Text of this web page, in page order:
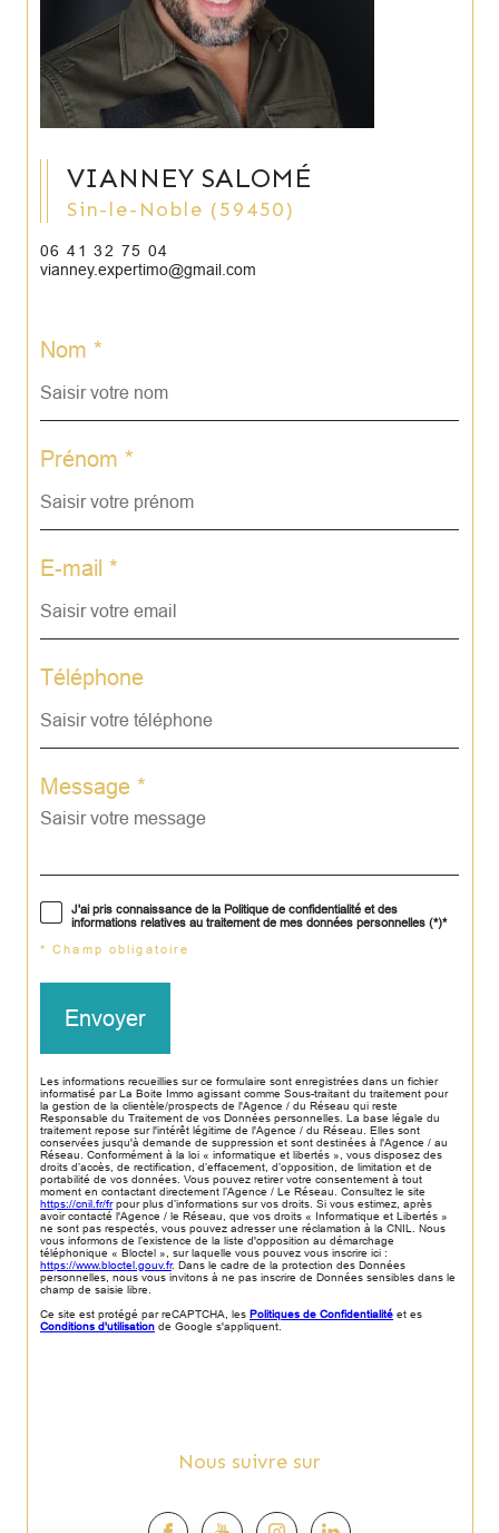
VIANNEY SALOMÉ
Sin-le-Noble (59450)
06 41 32 75 04
vianney.expertimo@gmail.com
Nom *
Prénom *
E-mail *
Téléphone
Message *
J'ai pris connaissance de la Politique de confidentialité et des
informations relatives au traitement de mes données personnelles (*)*
* Champ obligatoire
Envoyer
Les informations recueillies sur ce formulaire sont enregistrées dans un fichier
informatisé par La Boite Immo agissant comme Sous-traitant du traitement pour
la gestion de la clientèle/prospects de l'Agence / du Réseau qui reste
Responsable du Traitement de vos Données personnelles. La base légale du
traitement repose sur l'intérêt légitime de l'Agence / du Réseau. Elles sont
conservées jusqu'à demande de suppression et sont destinées à l'Agence / au
Réseau. Conformément à la loi « informatique et libertés », vous disposez des
droits d’accès, de rectification, d’effacement, d’opposition, de limitation et de
portabilité de vos données. Vous pouvez retirer votre consentement à tout
moment en contactant directement l’Agence / Le Réseau. Consultez le site
https://cnil.fr/frpour plus d’informations sur vos droits. Si vous estimez, après
avoir contacté l'Agence / le Réseau, que vos droits « Informatique et Libertés »
ne sont pas respectés, vous pouvez adresser une réclamation à la CNIL. Nous
vous informons de l’existence de la liste d'opposition au démarchage
téléphonique « Bloctel », sur laquelle vous pouvez vous inscrire ici :
https://www.bloctel.gouv.fr. Dans le cadre de la protection des Données
personnelles, nous vous invitons à ne pas inscrire de Données sensibles dans le
champ de saisie libre.
Ce site est protégé par reCAPTCHA, les Politiques de Confidentialité et es
Conditions d'utilisation de Google s'appliquent.
Nous suivre sur